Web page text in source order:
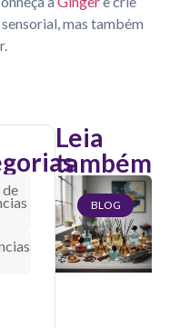
mas também
de
Leia
também
BLOG